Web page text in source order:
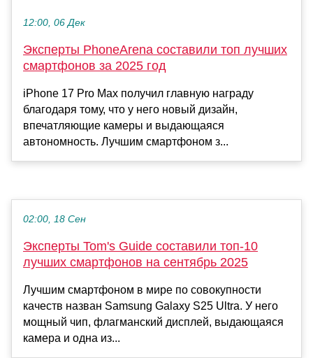
12:00, 06 Дек
Эксперты PhoneArena составили топ лучших
смартфонов за 2025 год
iPhone 17 Pro Max получил главную награду
благодаря тому, что у него новый дизайн,
впечатляющие камеры и выдающаяся
автономность. Лучшим смартфоном з...
02:00, 18 Сен
Эксперты Tom's Guide составили топ-10
лучших смартфонов на сентябрь 2025
Лучшим смартфоном в мире по совокупности
качеств назван Samsung Galaxy S25 Ultra. У него
мощный чип, флагманский дисплей, выдающаяся
камера и одна из...